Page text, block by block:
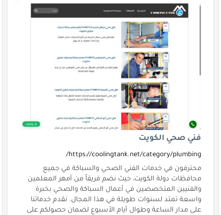
فني صحي الكويت
https://coolingtank.net/category/plumbing/
محترفون في خدمات الفني الصحي والسباكة في جميع
محافظات دولة الكويت، حيث نضم فريقاً من أمهر المعلمين
والفنيين المتخصصين في أعمال السباكة والصحي بخبرة
واسعة تمتد لسنوات طويلة في هذا المجال. نقدم خدماتنا
على مدار الساعة وطوال أيام الأسبوع لضمان حصولكم على